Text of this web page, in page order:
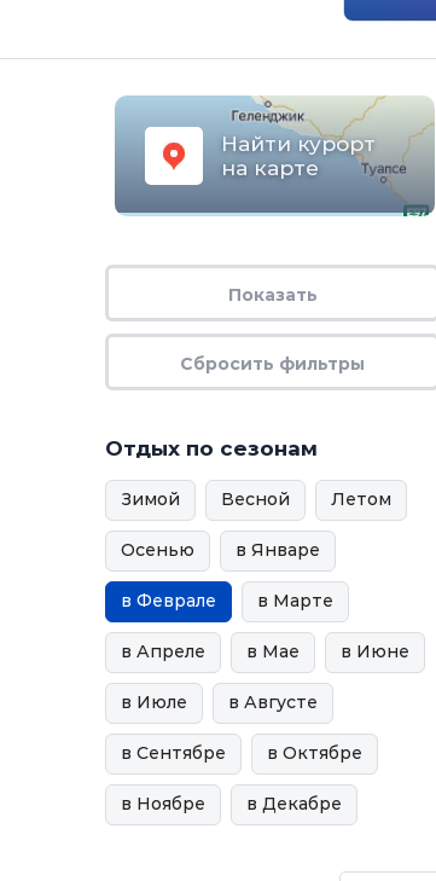
Найти курорт
на карте
Отдых по сезонам
Зимой Весной Летом
Осенью в Январе
в Феврале в Марте
в Апреле в Мае в Июне
в Июле в Августе
в Сентябре в Октябре
в Ноябре в Декабре